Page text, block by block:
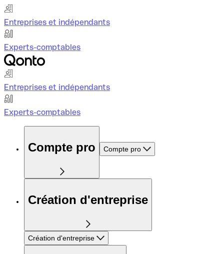
Entreprises et indépendants
Experts-comptables
Entreprises et indépendants
Experts-comptables
Compte pro Compte pro
Création d'entreprise
Création d'entreprise